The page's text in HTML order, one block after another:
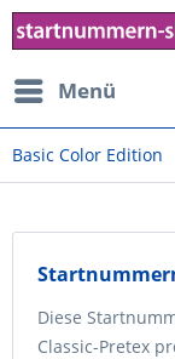
Menü
Basic Color Edition
Diese
Classic-Pretex